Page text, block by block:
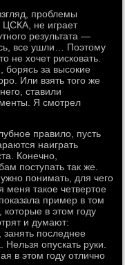
проблемы
ЦСКА, не играет
результата —
все ушли… Поэтому
не хочет рисковать.
борясь за высокие
Или взять того же
ставили
Я смотрел
правило, пусть
наиграть
Конечно,
поступать так же.
понимать, для чего
меня такое четвертое
пример в том
в этом году
и думают:
последнее
опускать руки.
в этом году отлично